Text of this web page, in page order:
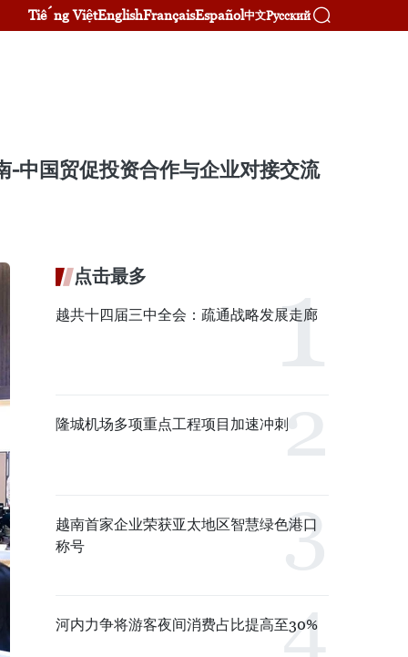
Tiếng ViệtEnglishFrançaisEspañol中文Русский
-中国贸促投资合作与企业对接交流
点击最多
越共十四届三中全会：疏通战略发展走廊
隆城机场多项重点工程项目加速冲刺
越南首家企业荣获亚太地区智慧绿色港口
称号
河内力争将游客夜间消费占比提高至30%